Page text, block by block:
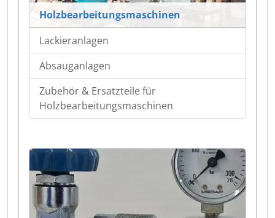
Holzbearbeitungsmaschinen
Lackieranlagen
Absauganlagen
Zubehör & Ersatzteile für
Holzbearbeitungsmaschinen